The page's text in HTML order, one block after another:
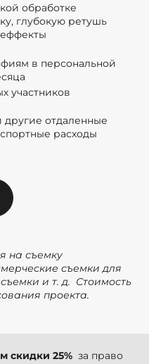
обработке
глубокую ретушь
в персональной
участников
отдаленные
расходы
на съемку
съемки для
и т. д. Стоимость
проекта.
скидки 25%за право